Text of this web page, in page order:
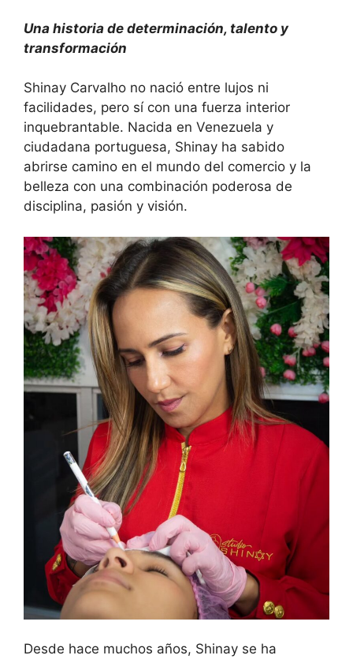
Una historia de determinación, talento y
transformación
Shinay Carvalho no nació entre lujos ni
facilidades, pero sí con una fuerza interior
inquebrantable. Nacida en Venezuela y
ciudadana portuguesa, Shinay ha sabido
abrirse camino en el mundo del comercio y la
belleza con una combinación poderosa de
disciplina, pasión y visión.
Desde hace muchos años, Shinay se ha